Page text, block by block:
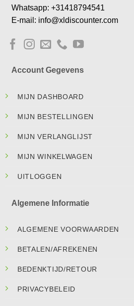
Whatsapp: +31418794541
E-mail: info@xldiscounter.com
Account Gegevens
MIJN DASHBOARD
MIJN BESTELLINGEN
MIJN VERLANGLIJST
MIJN WINKELWAGEN
UITLOGGEN
Algemene Informatie
ALGEMENE VOORWAARDEN
BETALEN/AFREKENEN
BEDENKTIJD/RETOUR
PRIVACYBELEID